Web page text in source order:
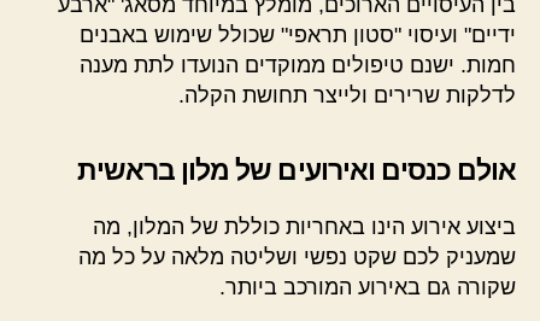
בין העיסויים הארוכים, מומלץ במיוחד מסאג' "ארבע
ידיים" ועיסוי "סטון תראפי" שכולל שימוש באבנים
חמות. ישנם טיפולים ממוקדים הנועדו לתת מענה
לדלקות שרירים ולייצר תחושת הקלה.
אולם כנסים ואירועים של מלון בראשית
ביצוע אירוע הינו באחריות כוללת של המלון, מה
שמעניק לכם שקט נפשי ושליטה מלאה על כל מה
שקורה גם באירוע המורכב ביותר.